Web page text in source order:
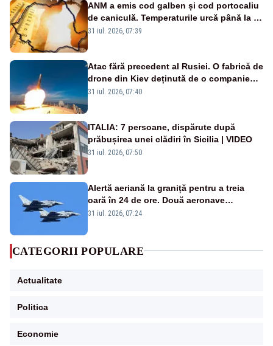
ANM a emis cod galben și cod portocaliu
de caniculă. Temperaturile urcă până la 38
de grade, iar nopțile devin tropicale
31 iul. 2026, 07:39
Atac fără precedent al Rusiei. O fabrică de
drone din Kiev deținută de o companie
americană, distrusă de o rachetă
31 iul. 2026, 07:40
ITALIA: 7 persoane, dispărute după
prăbușirea unei clădiri în Sicilia | VIDEO
31 iul. 2026, 07:50
Alertă aeriană la graniță pentru a treia
oară în 24 de ore. Două aeronave
Eurofighter britanice au fost ridicate de la
31 iul. 2026, 07:24
CATEGORII POPULARE
Actualitate
Politica
Economie